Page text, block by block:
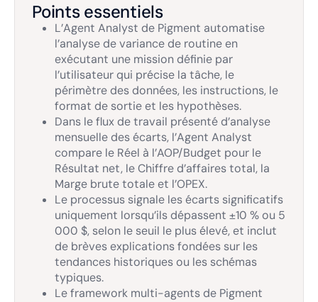
Points essentiels
L’Agent Analyst de Pigment automatise
l’analyse de variance de routine en
exécutant une mission définie par
l’utilisateur qui précise la tâche, le
périmètre des données, les instructions, le
format de sortie et les hypothèses.
Dans le flux de travail présenté d’analyse
mensuelle des écarts, l’Agent Analyst
compare le Réel à l’AOP/Budget pour le
Résultat net, le Chiffre d’affaires total, la
Marge brute totale et l’OPEX.
Le processus signale les écarts significatifs
uniquement lorsqu’ils dépassent ±10 % ou 5
000 $, selon le seuil le plus élevé, et inclut
de brèves explications fondées sur les
tendances historiques ou les schémas
typiques.
Le framework multi-agents de Pigment